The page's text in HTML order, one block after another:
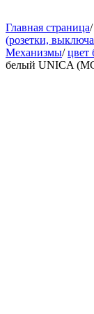
Главная страница/
(розетки,
Механизмы/ цвет
белый UNICA